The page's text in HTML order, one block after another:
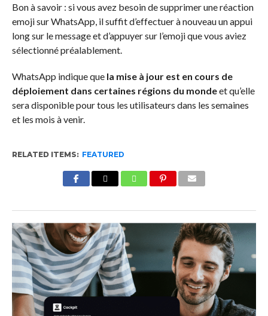
Bon à savoir : si vous avez besoin de supprimer une réaction
emoji sur WhatsApp, il suffit d’effectuer à nouveau un appui
long sur le message et d’appuyer sur l’emoji que vous aviez
sélectionné préalablement.
WhatsApp indique que la mise à jour est en cours de
déploiement dans certaines régions du mondeet qu’elle
sera disponible pour tous les utilisateurs dans les semaines
et les mois à venir.
RELATED ITEMS: FEATURED